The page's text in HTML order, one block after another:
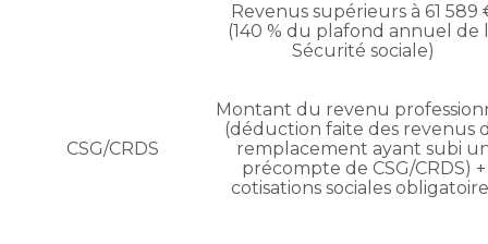
Revenus supérieurs à 61 589
(140 % du plafond annuel de
Sécurité sociale)
CSG/CRDS
Montant du revenu
(déduction faite des revenus
remplacement ayant subi
précompte de CSG/CRDS) +
cotisations sociales